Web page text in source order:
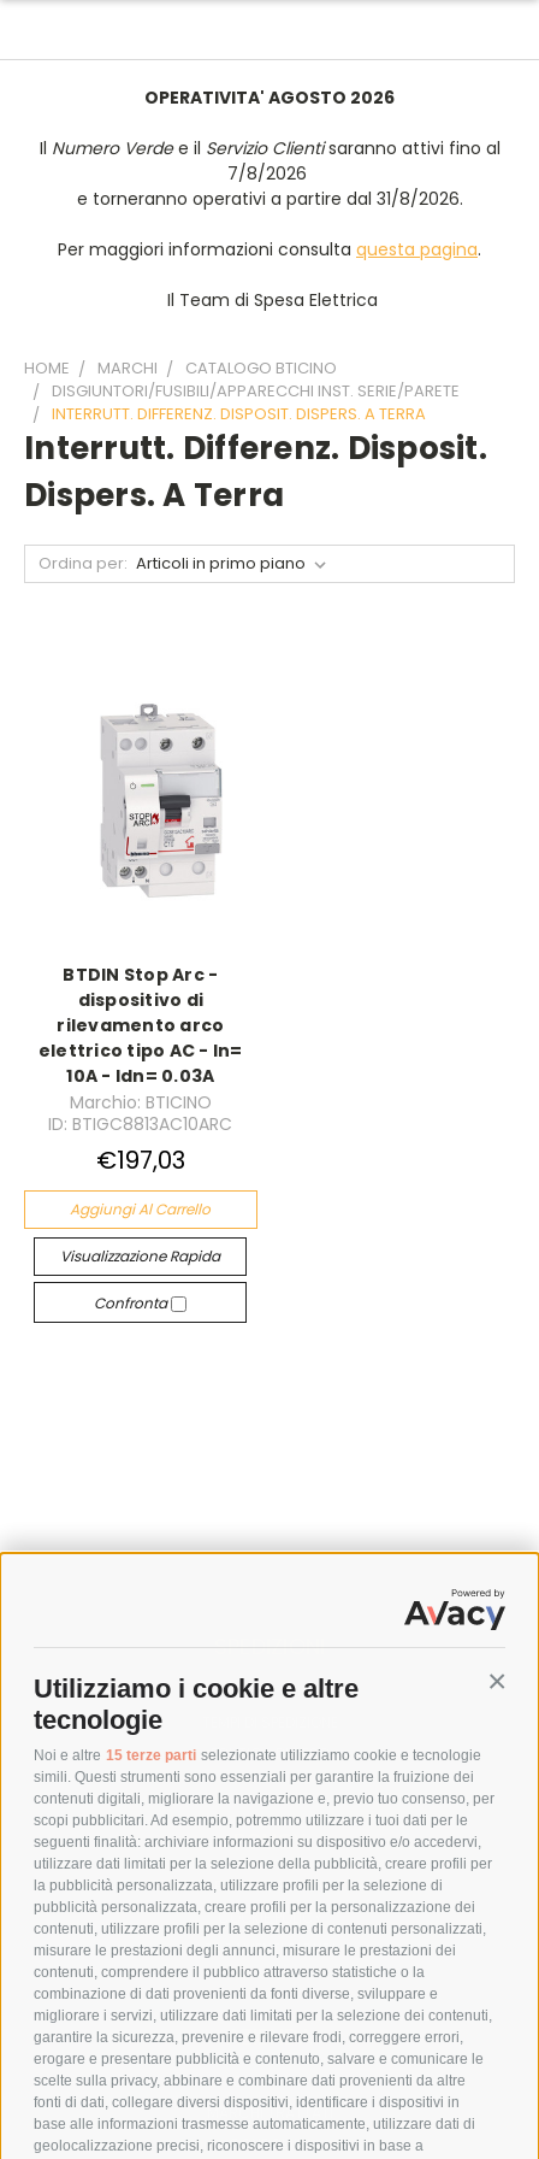
Utilizziamo i cookie e altre
tecnologie
Noi e altre 15 terze parti selezionate utilizziamo cookie e tecnologie
simili. Questi strumenti sono essenziali per garantire la fruizione dei
contenuti digitali, migliorare la navigazione e, previo tuo consenso, per
scopi pubblicitari. Ad esempio, potremmo utilizzare i tuoi dati per le
seguenti finalità: archiviare informazioni su dispositivo e/o accedervi,
utilizzare dati limitati per la selezione della pubblicità, creare profili per
la pubblicità personalizzata, utilizzare profili per la selezione di
pubblicità personalizzata, creare profili per la personalizzazione dei
contenuti, utilizzare profili per la selezione di contenuti personalizzati,
misurare le prestazioni degli annunci, misurare le prestazioni dei
contenuti, comprendere il pubblico attraverso statistiche o la
combinazione di dati provenienti da fonti diverse, sviluppare e
migliorare i servizi, utilizzare dati limitati per la selezione dei contenuti,
garantire la sicurezza, prevenire e rilevare frodi, correggere errori,
erogare e presentare pubblicità e contenuto, salvare e comunicare le
scelte sulla privacy, abbinare e combinare dati provenienti da altre
fonti di dati, collegare diversi dispositivi, identificare i dispositivi in
base alle informazioni trasmesse automaticamente, utilizzare dati di
geolocalizzazione precisi, riconoscere i dispositivi in base a
OPERATIVITA' AGOSTO 2026
Il Numero Verdee il Servizio Clientisaranno attivi fino al
7/8/2026
e torneranno operativi a partire dal 31/8/2026.
Per maggiori informazioni consulta questa pagina.
Il Team di Spesa Elettrica
HOME MARCHI
CATALOGO BTICINO
DISGIUNTORI/FUSIBILI/APPARECCHI INST. SERIE/PARETE
INTERRUTT. DIFFERENZ. DISPOSIT. DISPERS. A TERRA
Interrutt. Differenz. Disposit.
Dispers. A Terra
Ordina per:
BTDIN Stop Arc -
dispositivo di
rilevamento arco
elettrico tipo AC - In=
10A - Idn= 0.03A
Marchio: BTICINO
ID: BTIGC8813AC10ARC
€197,03
Aggiungi Al Carrello
Visualizzazione Rapida
Confronta
SPEDIZIONI
COSTI DI SPEDIZIONE
POLITICA DI RESO
POLICY
PRIVACY POLICY
COOKIE POLICY
PAGAMENTI SICURI
AZIENDA
CHI SIAMO
MARCHI TRATTATI
CONDOMINI